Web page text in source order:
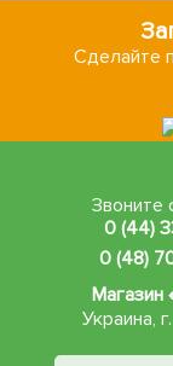
Сделайте
Звоните
0 (44)
0 (48)
Магазин
Украина,